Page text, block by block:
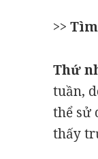
>>
Thứ
tuần,
thể sử
thấy